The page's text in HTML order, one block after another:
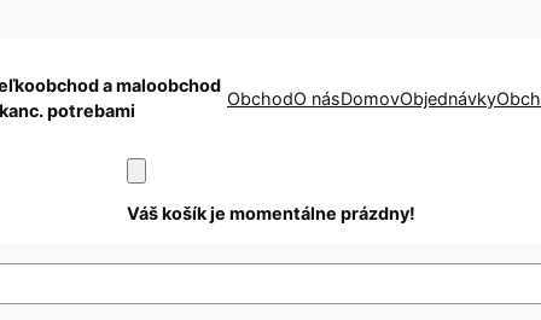
a maloobchod
potrebami
ObchodO násDomovObjednávky
Váš košík je momentálne prázdny!